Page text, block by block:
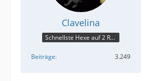
Clavelina
Schnellste Hexe auf 2 Rädern
Beiträge 3.249